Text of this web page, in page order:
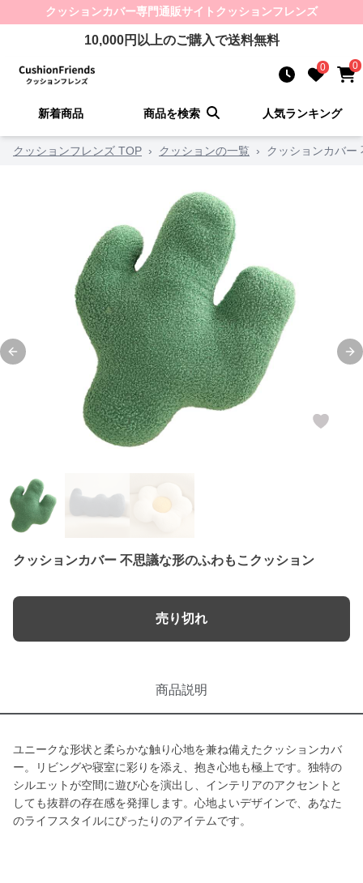
クッションカバー専門通販サイト クッションフレンズ
10,000円以上のご購入で送料無料
0 0
新着商品 商品を検索 人気ランキング
クッションフレンズ TOP › クッションの一覧 › クッションカバー
Previous slide
クッションカバー 不思議な形のふわもこクッション
売り切れ
商品説明
ユニークな形状と柔らかな触り心地を兼ね備えたクッションカバ
ー。リビングや寝室に彩りを添え、抱き心地も極上です。独特の
シルエットが空間に遊び心を演出し、インテリアのアクセントと
しても抜群の存在感を発揮します。心地よいデザインで、あなた
のライフスタイルにぴったりのアイテムです。